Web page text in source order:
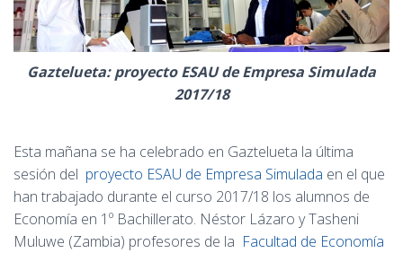
Gaztelueta: proyecto ESAU de Empresa Simulada
2017/18
Esta mañana se ha celebrado en Gaztelueta la última
sesión del proyecto ESAU de Empresa Simulada en el que
han trabajado durante el curso 2017/18 los alumnos de
Economía en 1º Bachillerato. Néstor Lázaro y Tasheni
Muluwe (Zambia) profesores de la Facultad de Economía